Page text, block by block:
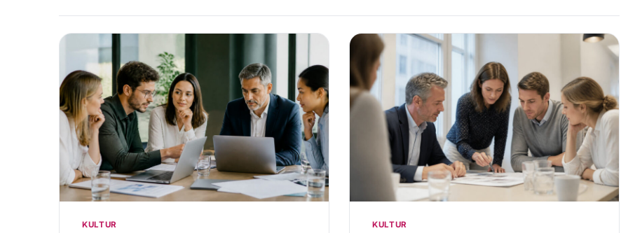
KULTUR KULTUR